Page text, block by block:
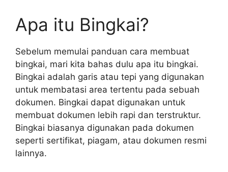
Apa itu Bingkai?
Sebelum memulai panduan cara membuat
bingkai, mari kita bahas dulu apa itu bingkai.
Bingkai adalah garis atau tepi yang digunakan
untuk membatasi area tertentu pada sebuah
dokumen. Bingkai dapat digunakan untuk
membuat dokumen lebih rapi dan terstruktur.
Bingkai biasanya digunakan pada dokumen
seperti sertifikat, piagam, atau dokumen resmi
lainnya.